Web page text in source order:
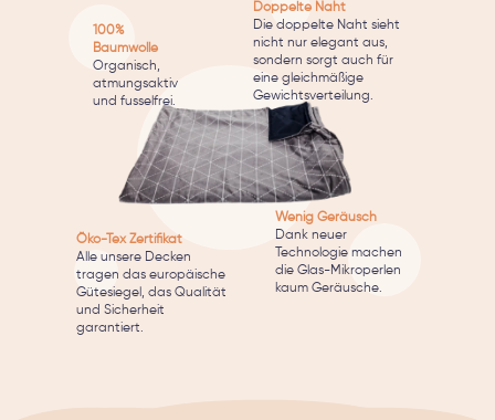
100%
Baumwolle
Organisch,
atmungsaktiv
und fusselfrei.
Doppelte Naht
Die doppelte Naht sieht
nicht nur elegant aus,
sondern sorgt auch für
eine gleichmäßige
Gewichtsverteilung.
Öko-Tex Zertifikat
Alle unsere Decken
tragen das europäische
Gütesiegel, das Qualität
und Sicherheit
garantiert.
Wenig Geräusch
Dank neuer
Technologie machen
die Glas-Mikroperlen
kaum Geräusche.